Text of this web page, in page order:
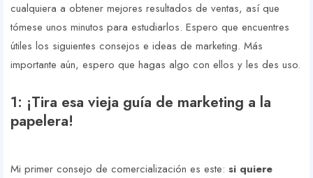
cualquiera a obtener mejores resultados de ventas, así que
tómese unos minutos para estudiarlos. Espero que encuentres
útiles los siguientes consejos e ideas de marketing. Más
importante aún, espero que hagas algo con ellos y les des uso.
1: ¡Tira esa vieja guía de marketing a la
papelera!
Mi primer consejo de comercialización es este: si quiere